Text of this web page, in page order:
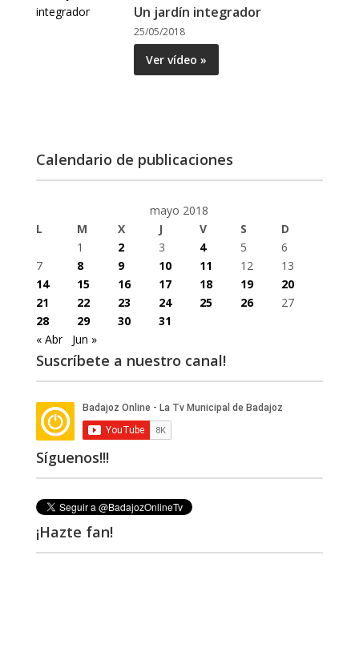
Un jardín integrador
25/05/2018
Ver vídeo »
Calendario de publicaciones
mayo 2018
L
M X J V S
D
1
2 3 4 5
6
7
8 9 10 11 12
13
14
15 16 17 18 19
20
21
22 23 24 25 26
27
28
29 30
31
« Abr
Jun »
Suscríbete a nuestro canal!
Síguenos!!!
¡Hazte fan!